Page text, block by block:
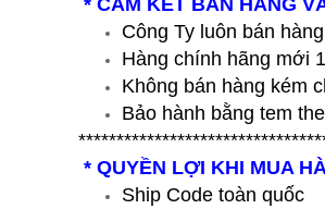
Công Ty luôn bán
Hàng chính hãng mới
Không bán hàng kém
Bảo hành bằng tem
* QUYỀN LỢI KHI MUA
Ship Code toàn quốc